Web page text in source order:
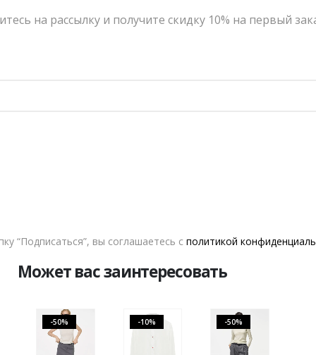
Может вас заинтересовать
-50% -10% -50%
на рассылку и получите скидку 10% на первый
“Подписаться”, вы соглашаетесь с политикой